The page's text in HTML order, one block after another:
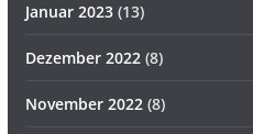
Januar 2023(13)
Dezember 2022(8)
November 2022(8)